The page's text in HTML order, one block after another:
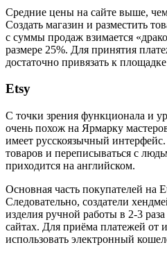
Средние цены на сайте выше,
Создать магазин и разместить
с суммы продаж взимается
размере 25%. Для принятия
достаточно привязать к
Etsy
С точки зрения функционала и
очень похож на Ярмарку
имеет русскоязычный
товаров и переписываться с
приходится на английском.
Основная часть покупателей
Следовательно, создатели
изделия ручной работы в 2-3
сайтах. Для приёма платежей от
использовать электронный